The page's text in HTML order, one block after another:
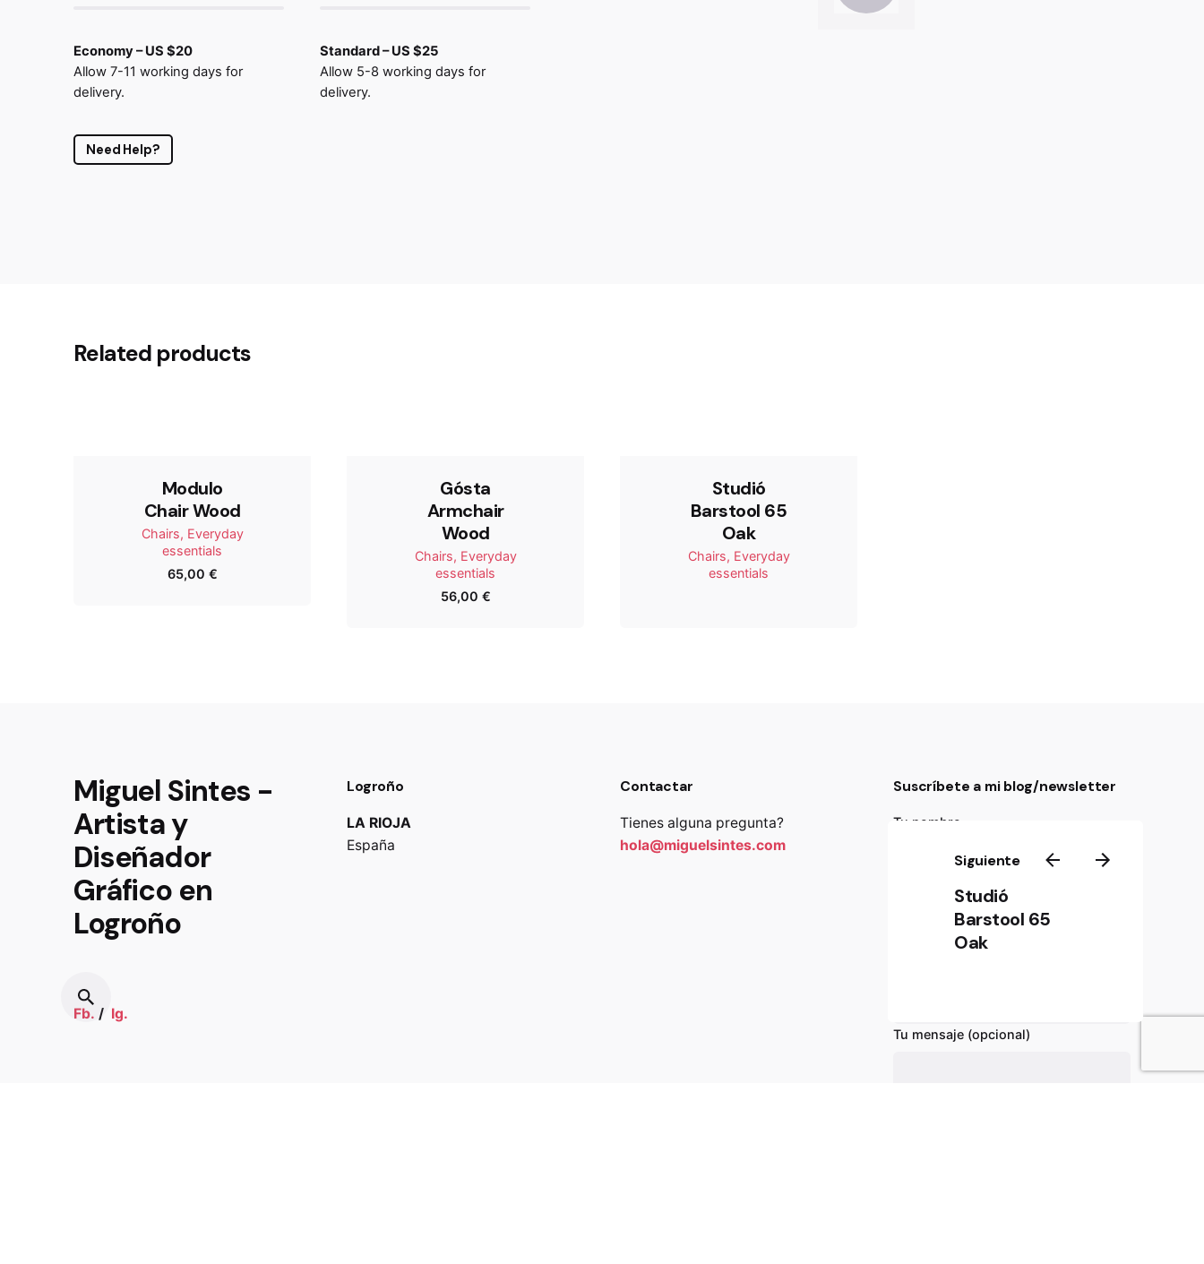
Economy – US $20
Allow 7-11 working days for
delivery.
Need Help?
Standard – US $25
Allow 5-8 working days for
delivery.
Be the first to review “Ligne Barstool 65 Steel”
Your review
Guarda mi nombre, correo electrónico y web en este navegador para la próxima vez que comente.
Submit Review
Related products
Modulo
Chair Wood
Chairs Everyday
essentials
65,00 €
Gósta
Armchair
Wood
Chairs Everyday
essentials
56,00 €
Studió
Barstool 65
Oak
Chairs Everyday
essentials
Siguiente
Studió
Barstool 65
Oak
Miguel Sintes -
Artista y
Diseñador
Gráfico en
Logroño
Fb. / Ig.
Logroño
LA RIOJA
España
Contactar
Tienes alguna pregunta?
hola@miguelsintes.com
Suscríbete a mi blog/newsletter
Tu nombre
Tu correo electrónico
Tu mensaje (opcional)